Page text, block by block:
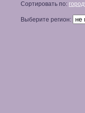
Сортировать по:
Выберите регион: